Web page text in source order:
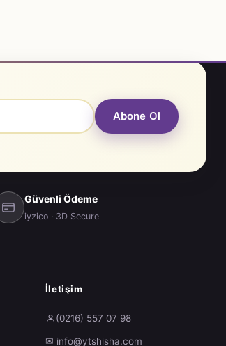
Abone Ol
Güvenli Ödeme
iyzico · 3D Secure
İletişim
(0216) 557 07 98
✉ info@ytshisha.com